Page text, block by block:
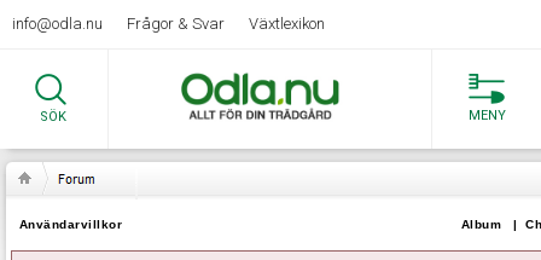
info@odla.nu Frågor & Svar Växtlexikon
SÖK MENY
Användarvillkor Album |